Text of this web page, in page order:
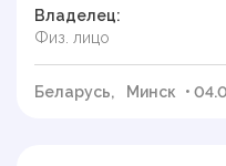
Владелец:
Физ. лицо
Беларусь, Минск •